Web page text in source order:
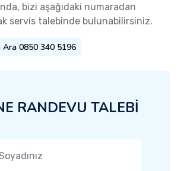
bizi aşağıdaki numaradan
servis talebinde bulunabilirsiniz.
Ara 0850 340 5196
RANDEVU TALEBİ